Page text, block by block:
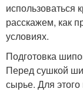
использоваться
расскажем, как
условиях.
Подготовка
Перед сушкой
сырье. Для